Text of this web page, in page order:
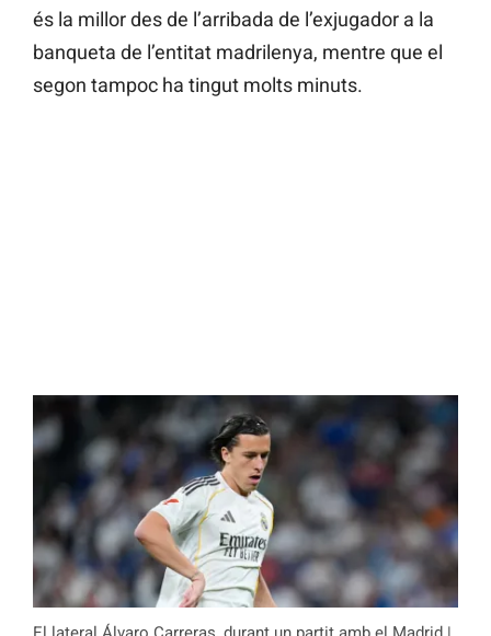
és la millor des de l’arribada de l’exjugador a la
banqueta de l’entitat madrilenya, mentre que el
segon tampoc ha tingut molts minuts.